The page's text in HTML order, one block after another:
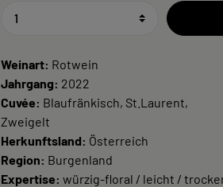
Weinart: Rotwein
Jahrgang: 2022
Cuvée: Blaufränkisch, St.Laurent,
Zweigelt
Herkunftsland: Österreich
Region: Burgenland
Expertise: würzig-floral / leicht /